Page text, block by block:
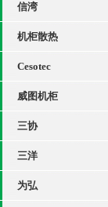
信湾
机柜散热
Cesotec
威图机柜
三协
三洋
为弘